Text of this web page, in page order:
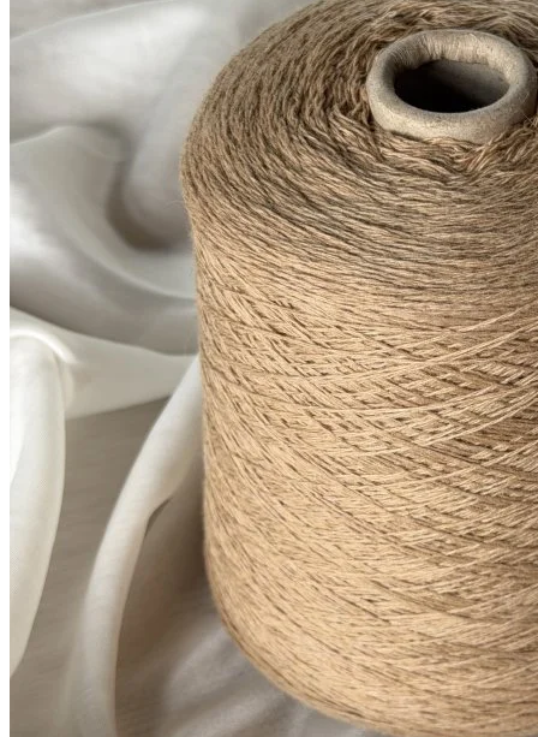
кашемир 30%, меринос экстрафайн
суперджилонг 70%
750 м/100 гкорица
1 050₽
за 100 г
Купить
Показать еще
© 2026
Filato Italiano
Мы в соцсетях
Мы используем файлы cookie,
чтобы улучшить работу сайта и предоставить вам
больше возможностей. Также, к сайту подключен сервис
веб аналитики Яндекс Метрика, использующий cookie.
Продолжая использовать сайт, вы соглашаетесь с
условиями использования cookie.
Согласен